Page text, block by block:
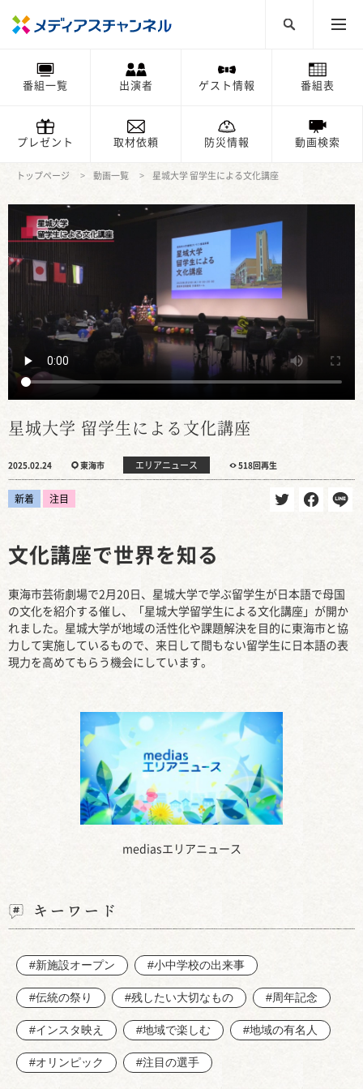
番組一覧 出演者 ゲスト情報 番組表
プレゼント 取材依頼 防災情報 動画検索
トップページ 動画一覧 星城大学 留学生による文化講座
星城大学 留学生による文化講座
2025.02.24 東海市 エリアニュース 518回再生
新着 注目
mediasエリアニュース
文化講座で世界を知る
東海市芸術劇場で2月20日、星城大学で学ぶ留学生が日本語で母国
の文化を紹介する催し、「星城大学留学生による文化講座」が開か
れました。星城大学が地域の活性化や課題解決を目的に東海市と協
力して実施しているもので、来日して間もない留学生に日本語の表
現力を高めてもらう機会にしています。
キーワード
#新施設オープン #小中学校の出来事
#伝統の祭り #残したい大切なもの #周年記念
#インスタ映え #地域で楽しむ #地域の有名人
#オリンピック #注目の選手